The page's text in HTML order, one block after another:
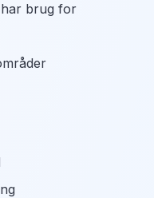
brug for